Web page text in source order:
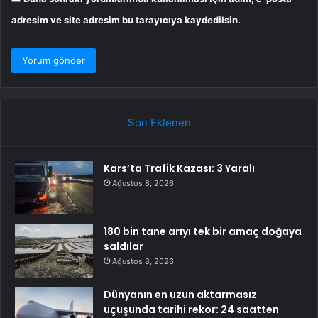
adresim ve site adresim bu tarayıcıya kaydedilsin.
Son Eklenen
Kars’ta Trafik Kazası: 3 Yaralı
Ağustos 8, 2026
180 bin tane arıyı tek bir amaç doğaya
saldılar
Ağustos 8, 2026
Dünyanın en uzun aktarmasız
uçuşunda tarihi rekor: 24 saatten